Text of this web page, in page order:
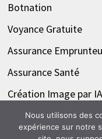
Botnation
Voyance Gratuite
Assurance
Assurance Santé
Création Image par IA
Nous utilisons des
expérience sur notre